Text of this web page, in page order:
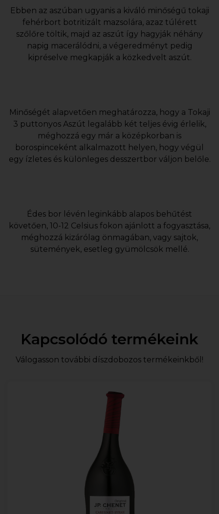
Ebben az aszúban ugyanis a kiváló minőségű tokaji
fehérbort botritizált mazsolára, azaz túlérett
szőlőre töltik, majd az aszút így hagyják néhány
napig macerálódni, a végeredményt pedig
kipréselve megkapják a közkedvelt aszút.
Minőségét alapvetően meghatározza, hogy a Tokaji
3 puttonyos Aszút legalább két teljes évig érlelik,
méghozzá egy már a középkorban is
borospinceként alkalmazott helyen, hogy végül
egy ízletes és különleges desszertbor váljon belőle.
Édes bor lévén leginkább alapos behűtést
követően, 10-12 Celsius fokon ajánlott a fogyasztása,
méghozzá kizárólag önmagában, vagy sajtok,
sütemények, esetleg gyümölcsök mellé.
Kapcsolódó termékeink
Válogasson további díszdobozos termékeinkből!